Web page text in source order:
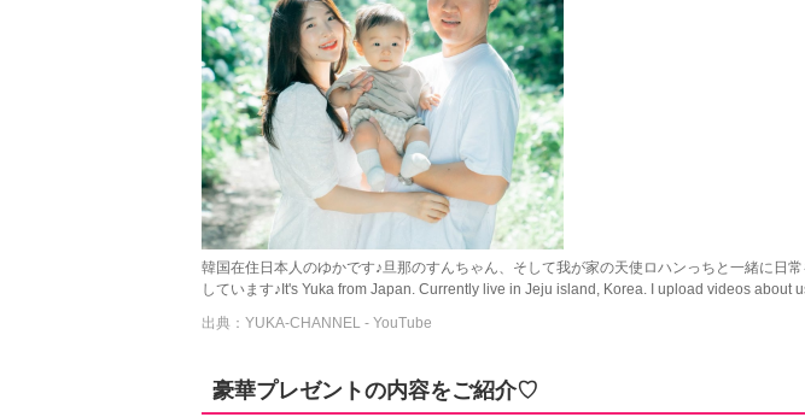
韓国在住日本人のゆかです♪旦那のすんちゃん、そして我が家の天使ロハンっちと一緒に日
しています♪It's Yuka from Japan. Currently live in Jeju island, Korea. I upload videos about
出典：YUKA-CHANNEL - YouTube
豪華プレゼントの内容をご紹介♡